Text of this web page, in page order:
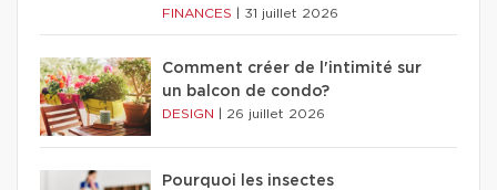
FINANCES 31 juillet 2026
Comment créer de l'intimité sur
un balcon de condo?
DESIGN 26 juillet 2026
Pourquoi les insectes